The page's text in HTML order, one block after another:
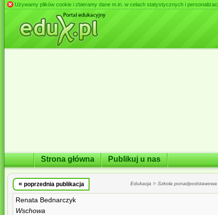
Używamy plików cookie i zbieramy dane m.in. w celach statystycznych i
Strona główna Publikuj u nas
« poprzednia publikacja Edukacja » Szkoła ponadpodstawowa
Renata Bednarczyk
Wschowa